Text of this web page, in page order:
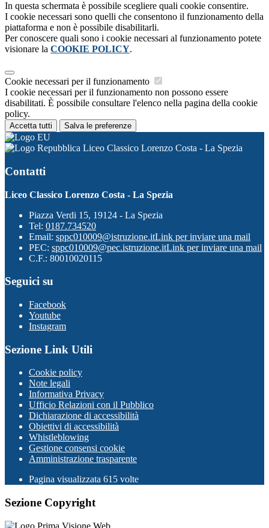
In questa schermata è possibile scegliere quali cookie consentire.
I cookie necessari sono quelli che consentono il funzionamento della
piattaforma e non è possibile disabilitarli.
Per conoscere quali sono i cookie necessari al funzionamento potete
visionare la COOKIE POLICY.
Cookie necessari per il funzionamento
I cookie necessari per il funzionamento non possono essere
disabilitati. È possibile consultare l'elenco nella pagina della cookie
policy.
Accetta tutti Salva le preferenze
Liceo Classico Lorenzo Costa - La Spezia
Contatti
Liceo Classico Lorenzo Costa - La Spezia
Piazza Verdi 15, 19124 - La Spezia
Tel: 0187.734520
Email: sppc010009@istruzione.itLink per inviare una mail
PEC: sppc010009@pec.istruzione.itLink per inviare una mail
C.F.: 80010020115
Seguici su
Facebook
Youtube
Instagram
Sezione Link Utili
Cookie policy
Note legali
Informativa Privacy
Ufficio Relazioni con il Pubblico
Dichiarazione di accessibilità
Obiettivi di accessibilità
Whistleblowing
Gestione consensi cookie
Amministrazione trasparente
Pagina visualizzata 615 volte
Sezione Copyright